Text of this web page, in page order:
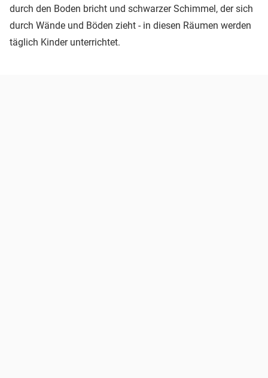
durch den Boden bricht und schwarzer Schimmel, der sich
durch Wände und Böden zieht - in diesen Räumen werden
täglich Kinder unterrichtet.